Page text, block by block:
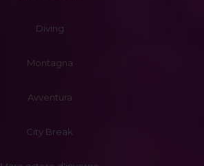
Diving
Montagna
Avventura
City Break